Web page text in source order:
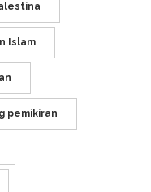
Islam
pemikiran